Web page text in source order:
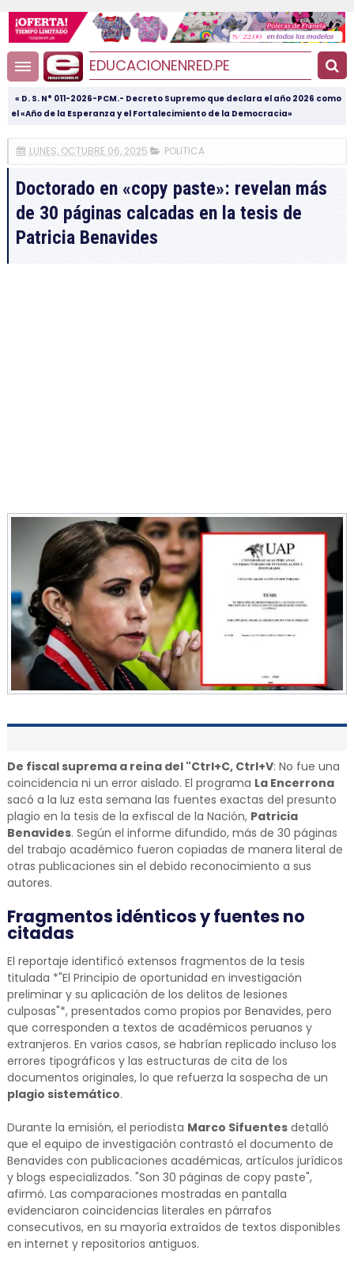
EDUCACIONENRED.PE
« D. S. N° 011-2026-PCM.- Decreto Supremo que declara el año 2026 como
el «Año de la Esperanza y el Fortalecimiento de la Democracia»
LUNES, OCTUBRE 06, 2025 POLITICA
Doctorado en «copy paste»: revelan más
de 30 páginas calcadas en la tesis de
Patricia Benavides
De fiscal suprema a reina del "Ctrl+C, Ctrl+V: No fue una
coincidencia ni un error aislado. El programa La Encerrona
sacó a la luz esta semana las fuentes exactas del presunto
plagio en la tesis de la exfiscal de la Nación, Patricia
Benavides. Según el informe difundido, más de 30 páginas
del trabajo académico fueron copiadas de manera literal de
otras publicaciones sin el debido reconocimiento a sus
autores.
Fragmentos idénticos y fuentes no
citadas
El reportaje identificó extensos fragmentos de la tesis
titulada *"El Principio de oportunidad en investigación
preliminar y su aplicación de los delitos de lesiones
culposas"*, presentados como propios por Benavides, pero
que corresponden a textos de académicos peruanos y
extranjeros. En varios casos, se habrían replicado incluso los
errores tipográficos y las estructuras de cita de los
documentos originales, lo que refuerza la sospecha de un
plagio sistemático.
Durante la emisión, el periodista Marco Sifuentesdetalló
que el equipo de investigación contrastó el documento de
Benavides con publicaciones académicas, artículos jurídicos
y blogs especializados. "Son 30 páginas de copy paste",
afirmó. Las comparaciones mostradas en pantalla
evidenciaron coincidencias literales en párrafos
consecutivos, en su mayoría extraídos de textos disponibles
en internet y repositorios antiguos.